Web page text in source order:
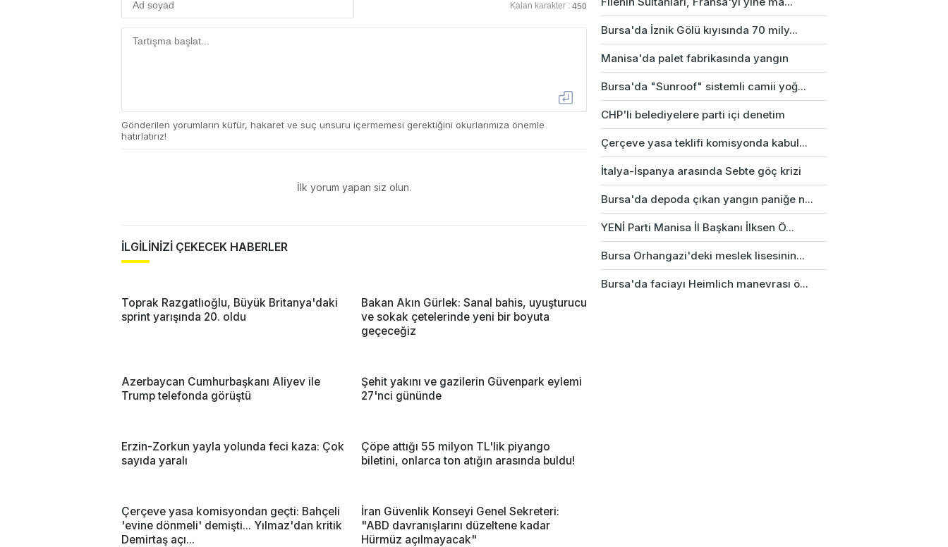
Kalan karakter : 450
Gönderilen yorumların küfür, hakaret ve suç unsuru içermemesi gerektiğini okurlarımıza önemle
hatırlatırız!
İlk yorum yapan siz olun.
İLGİLİNİZİ ÇEKECEK HABERLER
Toprak Razgatlıoğlu, Büyük Britanya'daki
sprint yarışında 20. oldu
Bakan Akın Gürlek: Sanal bahis, uyuşturucu
ve sokak çetelerinde yeni bir boyuta
geçeceğiz
Azerbaycan Cumhurbaşkanı Aliyev ile
Trump telefonda görüştü
Şehit yakını ve gazilerin Güvenpark eylemi
27'nci gününde
Erzin-Zorkun yayla yolunda feci kaza: Çok
sayıda yaralı
Çöpe attığı 55 milyon TL'lik piyango
biletini, onlarca ton atığın arasında buldu!
Çerçeve yasa komisyondan geçti: Bahçeli
'evine dönmeli' demişti... Yılmaz'dan kritik
Demirtaş açı...
İran Güvenlik Konseyi Genel Sekreteri:
"ABD davranışlarını düzeltene kadar
Hürmüz açılmayacak"
Bursa'da İznik Gölü kıyısında 70 mily...
Manisa'da palet fabrikasında yangın
Bursa'da "Sunroof" sistemli camii yoğ...
CHP'li belediyelere parti içi denetim
Çerçeve yasa teklifi komisyonda kabul...
İtalya-İspanya arasında Sebte göç krizi
Bursa'da depoda çıkan yangın paniğe n...
YENİ Parti Manisa İl Başkanı İlksen Ö...
Bursa Orhangazi'deki meslek lisesinin...
Bursa'da faciayı Heimlich manevrası ö...